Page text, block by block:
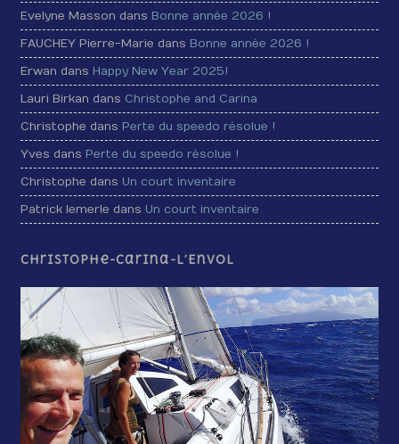
Evelyne Masson dans Bonne année 2026 !
FAUCHEY Pierre-Marie dans Bonne année 2026 !
Erwan dans Happy New Year 2025!
Lauri Birkan dans Christophe and Carina
Christophe dans Perte du speedo résolue !
Yves dans Perte du speedo résolue !
Christophe dans Un court inventaire
Patrick lemerle dans Un court inventaire
Christophe-Carina-L’Envol